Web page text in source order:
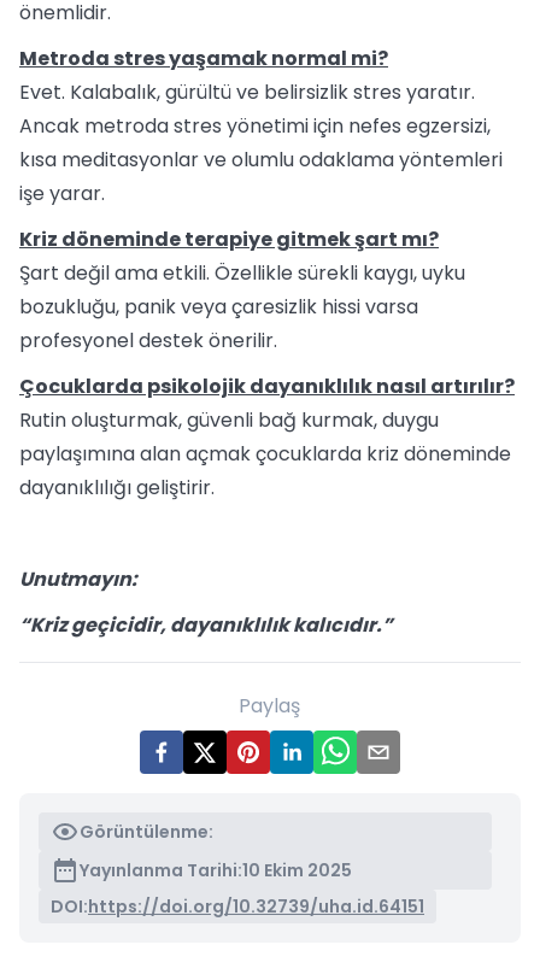
önemlidir.
Metroda stres yaşamak normal mi?
Evet. Kalabalık, gürültü ve belirsizlik stres yaratır.
Ancak metroda stres yönetimi için nefes egzersizi,
kısa meditasyonlar ve olumlu odaklama yöntemleri
işe yarar.
Kriz döneminde terapiye gitmek şart mı?
Şart değil ama etkili. Özellikle sürekli kaygı, uyku
bozukluğu, panik veya çaresizlik hissi varsa
profesyonel destek önerilir.
Çocuklarda psikolojik dayanıklılık nasıl artırılır?
Rutin oluşturmak, güvenli bağ kurmak, duygu
paylaşımına alan açmak çocuklarda kriz döneminde
dayanıklılığı geliştirir.
Unutmayın:
“Kriz geçicidir, dayanıklılık kalıcıdır.”
Paylaş
Görüntülenme:
Yayınlanma Tarihi:10 Ekim 2025
DOI:https://doi.org/10.32739/uha.id.64151